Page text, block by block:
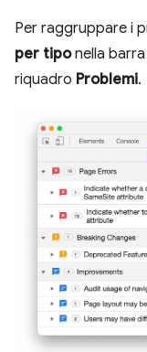
Per raggruppare i
per tiponella barra
riquadro Problemi.